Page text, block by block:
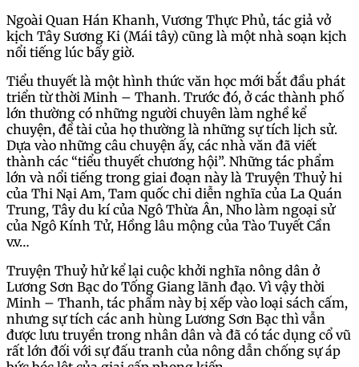
Ngoài Quan Hán Khanh, Vương Thực Phủ, tác giả vở
kịch Tây Sương Ki (Mái tây) cũng là một nhà soạn kịch
nổi tiếng lúc bấy giờ.
Tiểu thuyết là một hình thức văn học mới bắt đầu phát
triển từ thời Minh – Thanh. Trước đó, ở các thành phố
lớn thường có những người chuyên làm nghề kể
chuyện, đề tài của họ thường là những sự tích lịch sử.
Dựa vào những câu chuyện ấy, các nhà văn đã viết
thành các “tiểu thuyết chương hội”. Những tác phẩm
lớn và nổi tiếng trong giai đoạn này là Truyện Thuỷ hi
của Thi Nại Am, Tam quốc chi diễn nghĩa của La Quán
Trung, Tây du kí của Ngô Thừa Ân, Nho làm ngoại sử
của Ngô Kính Tử, Hồng lâu mộng của Tào Tuyết Cần
v.v…
Truyện Thuỷ hử kể lại cuộc khởi nghĩa nông dân ở
Lương Sơn Bạc do Tống Giang lãnh đạo. Vì vậy thời
Minh – Thanh, tác phẩm này bị xếp vào loại sách cấm,
nhưng sự tích các anh hùng Lương Sơn Bạc thì vẫn
được lưu truyền trong nhân dân và đã có tác dụng cổ vũ
rất lớn đối với sự đấu tranh của nông dẫn chống sự áp